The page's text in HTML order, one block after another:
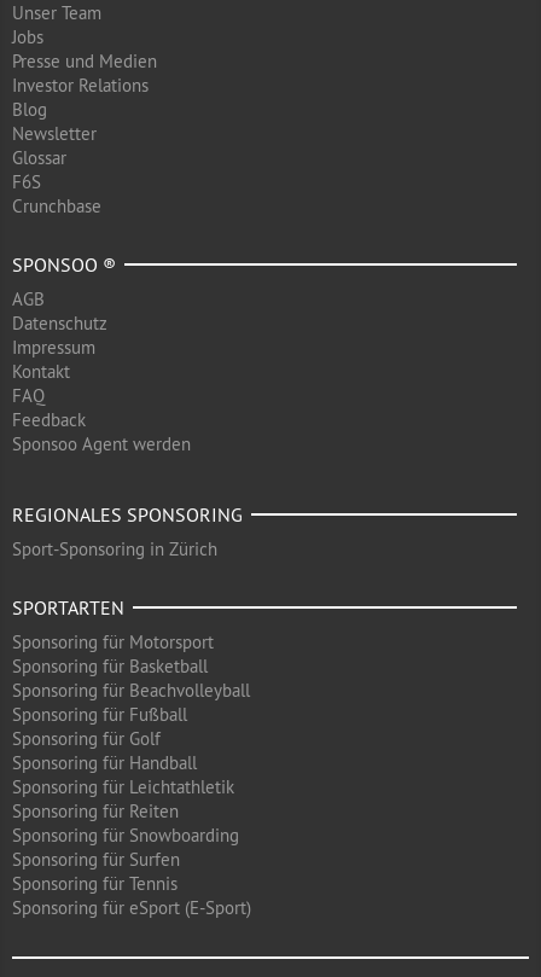
Unser Team
Jobs
Presse und Medien
Investor Relations
Blog
Newsletter
Glossar
F6S
Crunchbase
SPONSOO ®
AGB
Datenschutz
Impressum
Kontakt
FAQ
Feedback
Sponsoo Agent werden
REGIONALES SPONSORING
Sport-Sponsoring in Zürich
SPORTARTEN
Sponsoring für Motorsport
Sponsoring für Basketball
Sponsoring für Beachvolleyball
Sponsoring für Fußball
Sponsoring für Golf
Sponsoring für Handball
Sponsoring für Leichtathletik
Sponsoring für Reiten
Sponsoring für Snowboarding
Sponsoring für Surfen
Sponsoring für Tennis
Sponsoring für eSport (E-Sport)